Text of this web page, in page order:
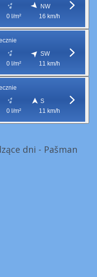
0 l/m²
NW
16 km/h
0 l/m²
SW
11 km/h
0 l/m²
S
11 km/h
dni - Pašman